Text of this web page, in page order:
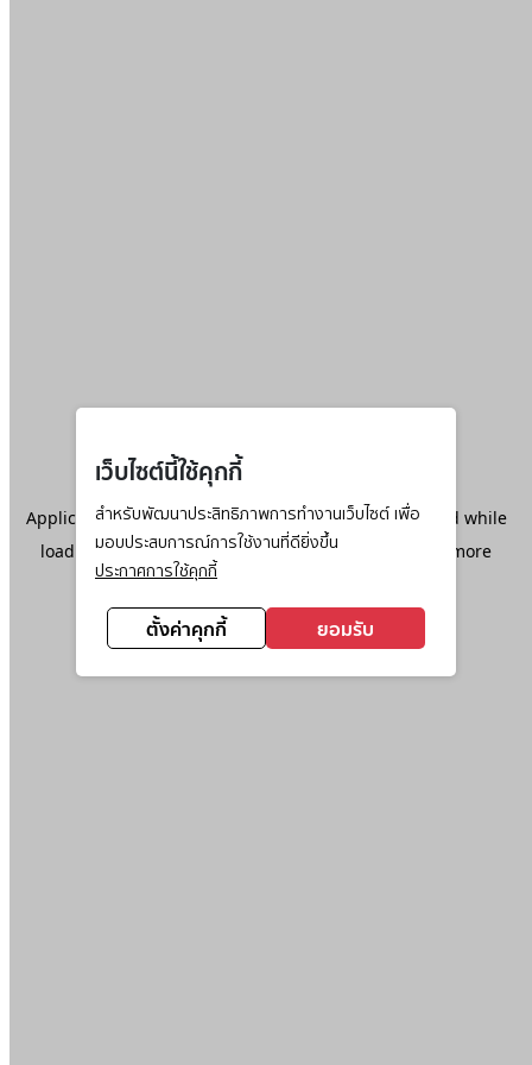
เว็บไซต์นี้ใช้คุกกี้
สำหรับพัฒนาประสิทธิภาพการทำงานเว็บไซต์ เพื่อ
มอบประสบการณ์การใช้งานที่ดียิ่งขึ้น
ประกาศการใช้คุกกี้
ตั้งค่าคุกกี้ ยอมรับ
Application error: aclient-side exception has occurred while
loadingwww.ktc.co.th(see the browser console
for more
information).